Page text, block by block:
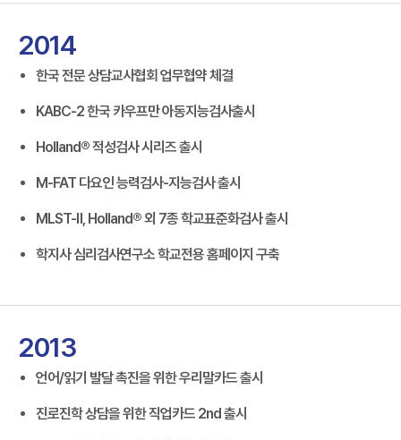
2014
한국 전문 상담교사협회 업무협약 체결
KABC-2 한국 카우프만 아동지능검사출시
Holland® 적성검사 시리즈 출시
M-FAT 다요인 능력검사-지능검사 출시
MLST-Ⅱ, Holland® 외 7종 학교표준화검사 출시
학지사 심리검사연구소 학교전용 홈페이지 구축
2013
언어/읽기 발달 촉진을 위한 우리말카드 출시
진로진학 상담을 위한 직업카드 2nd 출시